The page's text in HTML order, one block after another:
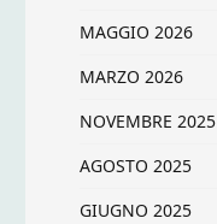
MAGGIO 2026
MARZO 2026
NOVEMBRE 2025
AGOSTO 2025
GIUGNO 2025